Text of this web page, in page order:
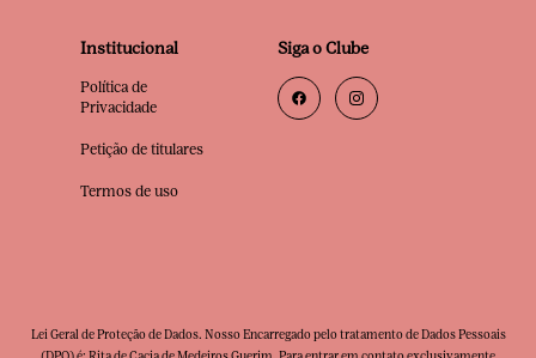
Institucional
Política de
Privacidade
Petição de titulares
Termos de uso
Siga o Clube
Lei Geral de Proteção de Dados. Nosso Encarregado pelo tratamento de Dados Pessoais